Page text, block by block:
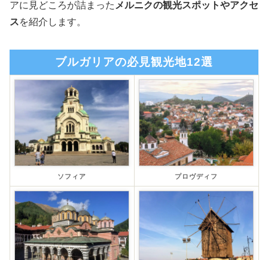
アに見どころが詰まった メルニクの観光スポットやアクセ
スを紹介します。
ブルガリアの必見観光地12選
ソフィア プロヴディフ